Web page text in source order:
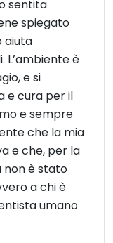
sentita
spiegato
aiuta
L’ambiente è
e si
e cura per il
e sempre
che la mia
e che, per la
non è stato
a chi è
umano